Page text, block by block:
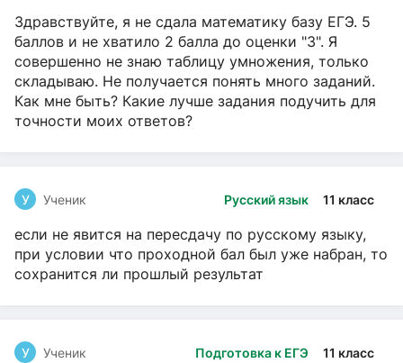
Здравствуйте, я не сдала математику базу ЕГЭ. 5
баллов и не хватило 2 балла до оценки "3". Я
совершенно не знаю таблицу умножения, только
складываю. Не получается понять много заданий.
Как мне быть? Какие лучше задания подучить для
точности моих ответов?
Русский язык 11 класс
У Ученик
если не явится на пересдачу по русскому языку,
при условии что проходной бал был уже набран, то
сохранится ли прошлый результат
Подготовка к ЕГЭ 11 класс
У Ученик